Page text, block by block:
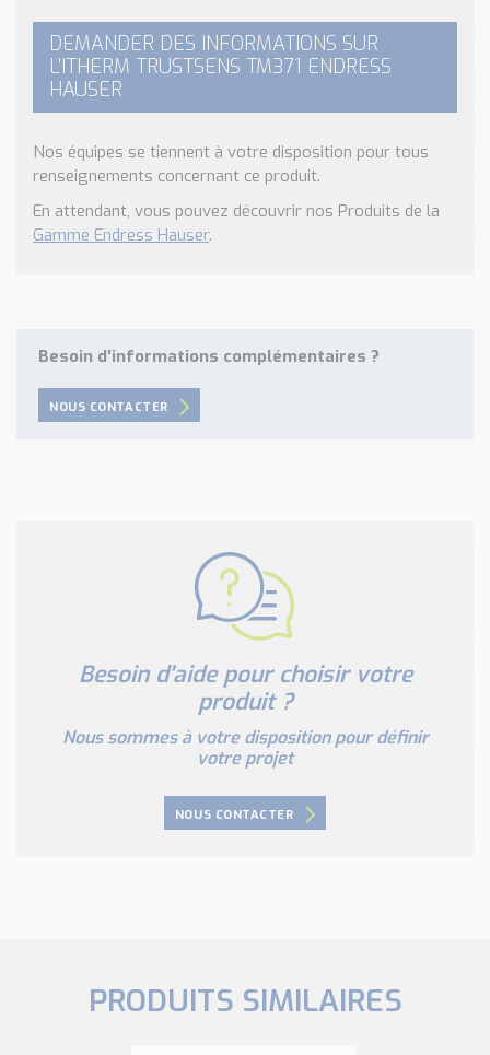
DEMANDER DES INFORMATIONS SUR
L’ITHERM TRUSTSENS TM371 ENDRESS
HAUSER
Nos équipes se tiennent à votre disposition pour tous
renseignements concernant ce produit.
En attendant, vous pouvez découvrir nos Produits de la
Gamme Endress Hauser.
Besoin d'informations complémentaires ?
NOUS CONTACTER
Besoin d'aide pour choisir votre
produit ?
Nous sommes à votre disposition pour définir
votre projet
NOUS CONTACTER
PRODUITS SIMILAIRES